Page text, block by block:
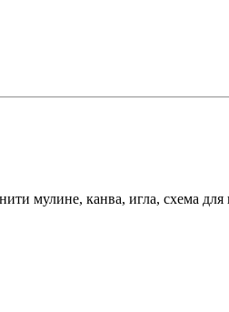
мулине, канва, игла, схема